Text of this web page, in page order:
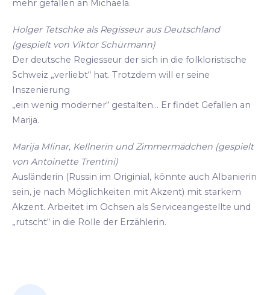
mehr gefallen an Michaela.
Holger Tetschke als Regisseur aus Deutschland
(gespielt von Viktor Schürmann)
Der deutsche Regiesseur der sich in die folkloristische
Schweiz „verliebt“ hat. Trotzdem will er seine
Inszenierung
„ein wenig moderner“ gestalten... Er findet Gefallen an
Marija.
Marija Mlinar, Kellnerin und Zimmermädchen (gespielt
von Antoinette Trentini)
Ausländerin (Russin im Originial, könnte auch Albanierin
sein, je nach Möglichkeiten mit Akzent) mit starkem
Akzent. Arbeitet im Ochsen als Serviceangestellte und
„rutscht“ in die Rolle der Erzählerin.